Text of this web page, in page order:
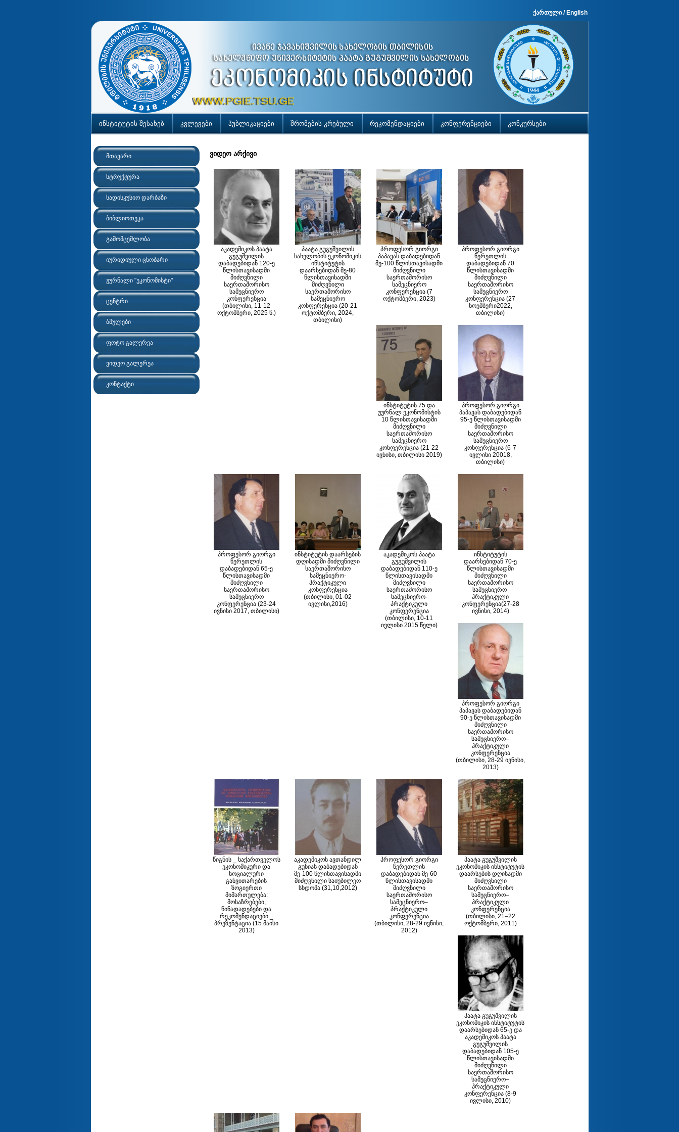
ქართული/ English
ინსტიტუტის შესახებ კვლევები პუბლიკაციები შრომების კრებული რეკომენდაციები კონფერენციები კონკურსები
მთავარი
სტრუქტურა
სადისკუსიო დარბაზი
ბიბლიოთეკა
გამომცემლობა
იურიდიული ცნობარი
ჟურნალი "ეკონომისტი"
ცენტრი
ბმულები
ფოტო გალერეა
ვიდეო გალერეა
კონტაქტი
ვიდეო არქივი
აკადემიკოს პაატა
გუგუშვილის
დაბადებიდან 120-ე
წლისთავისადმი
მიძღვნილი
საერთაშორისო
სამეცნიერო
კონფერენცია
(თბილისი, 11-12
ოქტომბერი, 2025 წ.)
პაატა გუგუშვილის
სახელობის ეკონომიკის
ინსტიტუტის
დაარსებიდან მე-80
წლისთავისადმი
მიძღვნილი
საერთაშორისო
სამეცნიერო
კონფერენცია (20-21
ოქტომბერი, 2024,
თბილისი)
პროფესორ გიორგი
პაპავას დაბადებიდან
მე-100 წლისთავისადმი
მიძღვნილი
საერთაშორისო
სამეცნიერო
კონფერენცია (7
ოქტომბერი, 2023)
პროფესორ გიორგი
წერეთლის
დაბადებიდან 70
წლისთავისადმი
მიძღვნილი
საერთაშორისო
სამეცნიერო
კონფერენცია (27
ნოემბერი2022,
თბილისი)
ინსტიტუტის 75 და
ჟურნალ ეკონომისტის
10 წლისთავისადმი
მიძღვნილი
საერთაშორისო
სამეცნიერო
კონფერენცია (21-22
ივნისი, თბილისი 2019)
პროფესორ გიორგი
პაპავას დაბადებიდან
95-ე წლისთავისადმი
მიძღვნილი
საერთაშორისო
სამეცნიერო
კონფერენცია (6-7
ივლისი 20018,
თბილისი)
პროფესორ გიორგი
წერეთლის
დაბადებიდან 65-ე
წლისთავისადმი
მიძღვნილი
საერთაშორისო
სამეცნიერო
კონფერენცია (23-24
ივნისი 2017, თბილისი)
ინსტიტუტის დაარსების
დღისადმი მიძღვნილი
საერთაშორისო
სამეცნიერო-
პრაქტიკული
კონფერენცია
(თბილისი, 01-02
ივლისი,2016)
აკადემიკოს პაატა
გუგუშვილის
დაბადებიდან 110-ე
წლისთავისადმი
მიძღვნილი
საერთაშორისო
სამეცნიერო-
პრაქტიკული
კონფერენცია
(თბილისი, 10-11
ივლისი 2015 წელი)
ინსტიტუტის
დაარსებიდან 70-ე
წლისთავისადმი
მიძღვნილი
საერთაშორისო
სამეცნიერო-
პრაქტიკული
კონფერენცია(27-28
ივნისი, 2014)
პროფესორ გიორგი
პაპავას დაბადებიდან
90-ე წლისთავისადმი
მიძღვნილი
საერთაშორისო
სამეცნიერო–
პრაქტიკული
კონფერენცია
(თბილისი, 28-29 ივნისი,
2013)
წიგნის _ საქართველოს
ეკონომიკური და
სოციალური
განვითარების
ზოგიერთი
მიმართულება:
მოსაზრებები,
წინადადებები და
რეკომენდაციები _
პრეზენტაცია (15 მაისი
2013)
აკადემიკოს ავთანდილ
გუნიას დაბადებიდან
მე-100 წლისთავისადმი
მიძღვნილი საიუბილეო
სხდომა (31,10,2012)
პროფესორ გიორგი
წერეთლის
დაბადებიდან მე-60
წლისთავისადმი
მიძღვნილი
საერთაშორისო
სამეცნიერო–
პრაქტიკული
კონფერენცია
(თბილისი, 28-29 ივნისი,
2012)
პაატა გუგუშვილის
ეკონომიკის ინსტიტუტის
დაარსების დღისადმი
მიძღვნილი
საერთაშორისო
სამეცნიერო–
პრაქტიკული
კონფერენცია
(თბილისი, 21–22
ოქტომბერი, 2011)
პაატა გუგუშვილის
ეკონომიკის ინსტიტუტის
დაარსებიდან 65-ე და
აკადემიკოს პაატა
გუგუშვილის
დაბადებიდან 105-ე
წლისთავისადმი
მიძღვნილი
საერთაშორისო
სამეცნიერო–
პრაქტიკული
კონფერენცია (8-9
ივლისი, 2010)